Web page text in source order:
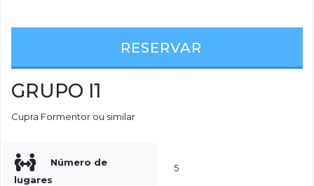
RESERVAR
GRUPO I1
Cupra Formentor ou similar
Número de
lugares
5